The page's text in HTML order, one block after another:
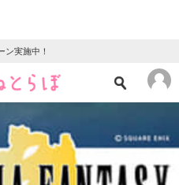
ン実施中！
ニュース
クイズ